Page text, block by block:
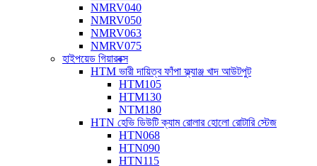
NMRV040
NMRV050
NMRV063
NMRV075
হাইপয়েড গিয়ারবক্স
HTM ভারী দায়িত্ব ফাঁপা ফ্ল্যাঞ্জ খাদ আউটপুট
HTM105
HTM130
NTM180
HTN হেভি ডিউটি ​​ক্যাম রোলার হোলো রোটারি স্টেজ
HTN068
HTN090
HTN115